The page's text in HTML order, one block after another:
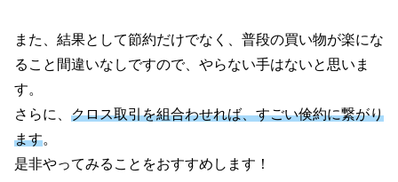
また、結果として節約だけでなく、普段の買い物が楽にな
ること間違いなしですので、やらない手はないと思いま
す。
さらに、 クロス取引を組合わせれば、すごい倹約に繋がり
ます。
是非やってみることをおすすめします！